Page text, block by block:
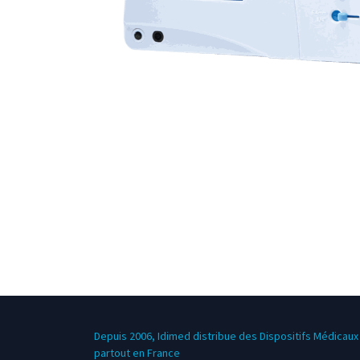
Depuis 2006, Idimed distribue des Dispositifs
partout en France